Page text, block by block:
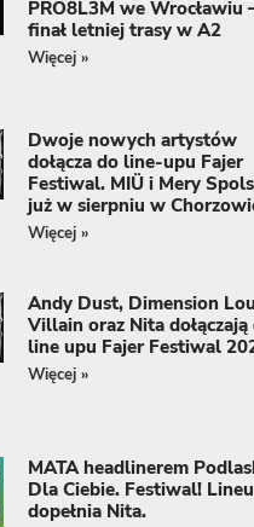
PRO8L3M we Wrocławiu
finał letniej trasy w A2
Więcej »
Dwoje nowych artystów
dołącza do line-upu Fajer
Festiwal. MIÜ i Mery
już w sierpniu w
Więcej »
Andy Dust, Dimension
Villain oraz Nita dołączają
line upu Fajer Festiwal
Więcej »
MATA headlinerem
Dla Ciebie. Festiwal!
dopełnia Nita.